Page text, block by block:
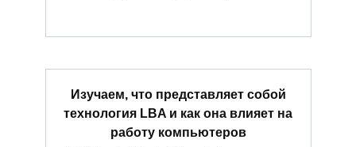
Изучаем, что представляет собой
технология LBA и как она влияет на
работу компьютеров